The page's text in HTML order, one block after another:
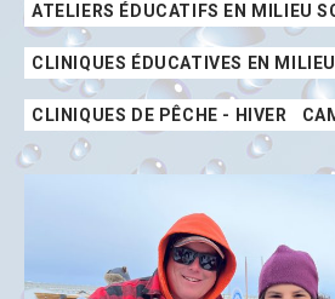
ATELIERS ÉDUCATIFS EN MILIEU
CLINIQUES ÉDUCATIVES EN
CLINIQUES DE PÊCHE - HIVER